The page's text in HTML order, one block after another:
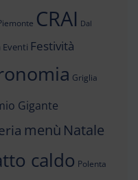
CRAI Dal
Eventi Festività
Griglia
Gigante
menù Natale
caldo Polenta